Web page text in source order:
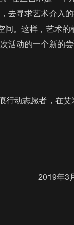
去寻求艺术介入
间。这样，艺术的
活动的一个新的
行动志愿者，在艾
2019年3